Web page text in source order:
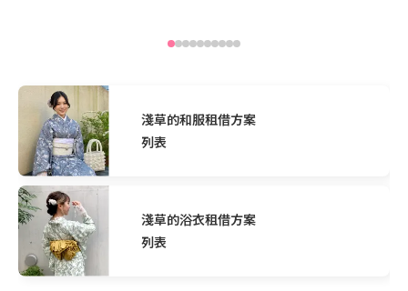
淺草的和服租借方案
列表
淺草的浴衣租借方案
列表